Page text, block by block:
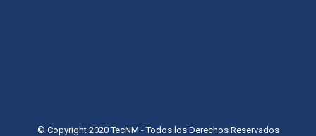
© Copyright 2020 TecNM - Todos los Derechos Reservados